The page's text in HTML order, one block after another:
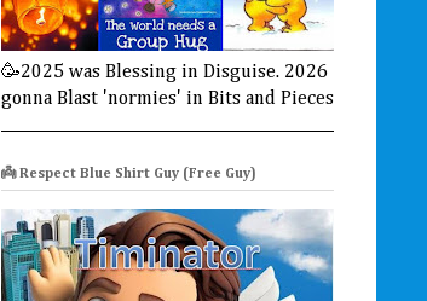
🥳2025 was Blessing in Disguise. 2026
gonna Blast 'normies' in Bits and Pieces
👼 Respect Blue Shirt Guy (Free Guy)